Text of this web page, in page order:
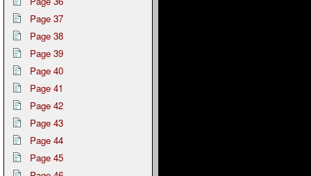
Page 37
Page 38
Page 39
Page 40
Page 41
Page 42
Page 43
Page 44
Page 45